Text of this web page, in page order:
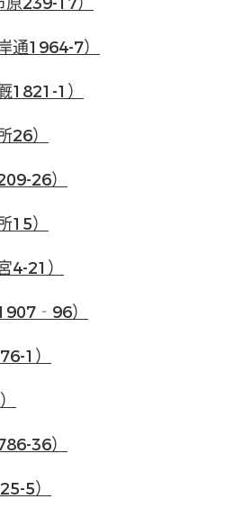
通1964-7）
1821-1）
26）
26）
15）
4-21）
）
1）
36）
5）